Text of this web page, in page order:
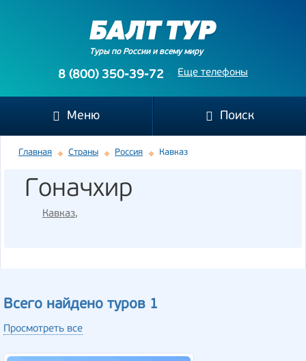
Туры по России и всему миру
Еще телефоны
8 (800) 350-39-72
Меню Поиск
Главная Страны Россия Кавказ
Гоначхир
Кавказ,
Всего найдено туров 1
Просмотреть все